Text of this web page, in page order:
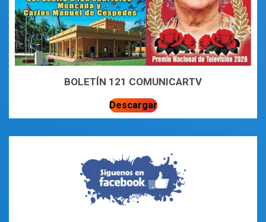
BOLETÍN 121 COMUNICARTV
Descargar